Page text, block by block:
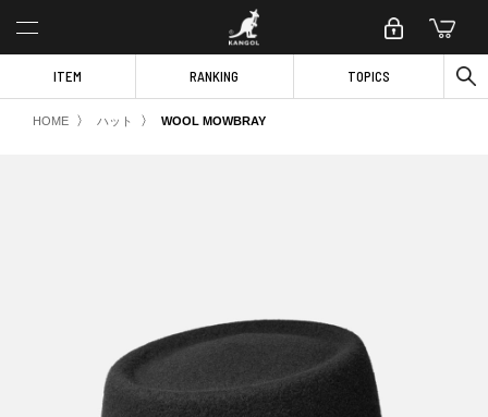
ITEM RANKING TOPICS
HOME 〉 ハット 〉 WOOL MOWBRAY